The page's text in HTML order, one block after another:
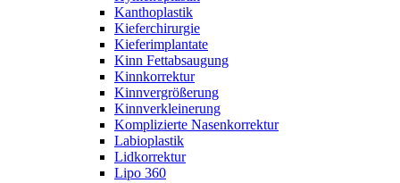
Kanthoplastik
Kieferchirurgie
Kieferimplantate
Kinn Fettabsaugung
Kinnkorrektur
Kinnvergrößerung
Kinnverkleinerung
Komplizierte Nasenkorrektur
Labioplastik
Lidkorrektur
Lipo 360